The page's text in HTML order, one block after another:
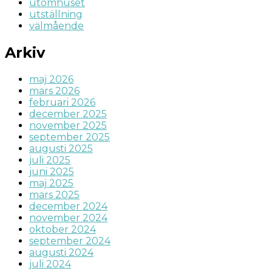
utomhuset
utställning
välmående
Arkiv
maj 2026
mars 2026
februari 2026
december 2025
november 2025
september 2025
augusti 2025
juli 2025
juni 2025
maj 2025
mars 2025
december 2024
november 2024
oktober 2024
september 2024
augusti 2024
juli 2024